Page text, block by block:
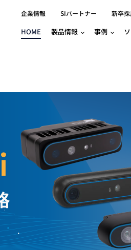
企業情報 SIパートナー 新卒採
HOME 製品情報
自律走行搬送ロボット
（AMR/AGF）
事例
自動車
農業/食品
各種サポート問い合わせ